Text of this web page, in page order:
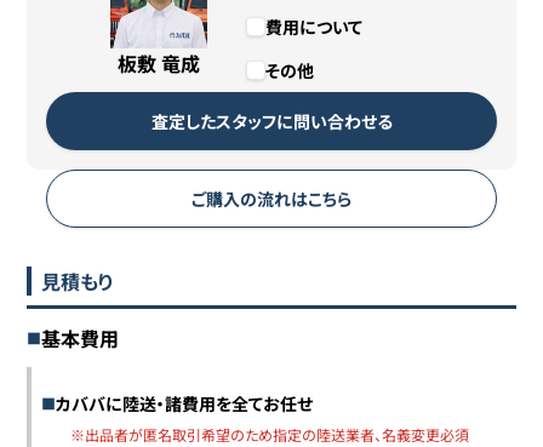
板敷 竜成
費用について
その他
査定したスタッフに問い合わせる
ご購入の流れはこちら
見積もり
基本費用
カババに陸送・諸費用を全てお任せ
※出品者が匿名取引希望のため指定の陸送業者、名義変更必須